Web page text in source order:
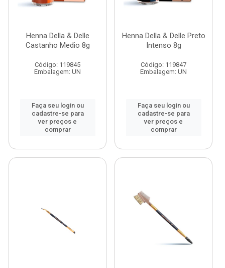
Henna Della & Delle
Castanho Medio 8g
Código: 119845
Embalagem: UN
Faça seu login ou
cadastre-se para
ver preços e
comprar
Henna Della & Delle Preto
Intenso 8g
Código: 119847
Embalagem: UN
Faça seu login ou
cadastre-se para
ver preços e
comprar